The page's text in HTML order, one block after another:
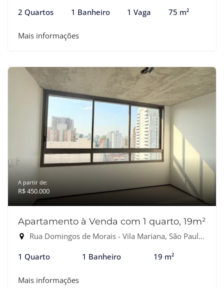
2 Quartos 1 Banheiro 1 Vaga 75 m²
Mais informações
A partir de:
R$ 450.000
Apartamento à Venda com 1 quarto, 19m²
Rua Domingos de Morais - Vila Mariana, São Paulo-SP
1 Quarto 1 Banheiro 19 m²
Mais informações